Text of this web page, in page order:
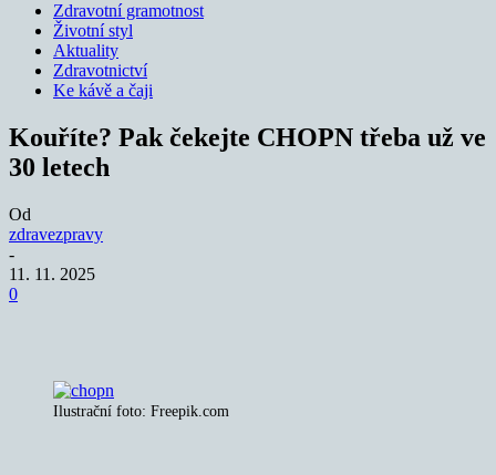
Zdravotní gramotnost
Životní styl
Aktuality
Zdravotnictví
Ke kávě a čaji
Kouříte? Pak čekejte CHOPN třeba už ve
30 letech
Od
zdravezpravy
-
11. 11. 2025
0
Ilustrační foto: Freepik.com